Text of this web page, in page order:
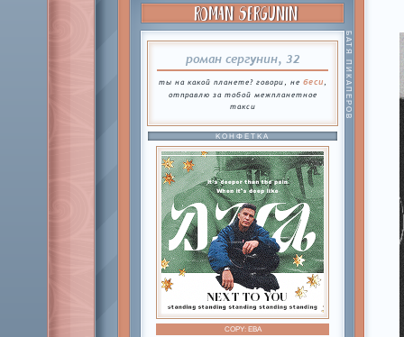
ROMAN SERGUNIN
роман сергунин, 32
ты на какой планете? говори, не беси
отправлю за тобой межпланетное
такси
БАТЯ ПИКАПЕРОВ
КОНФЕТКА
COPY:ЕВА